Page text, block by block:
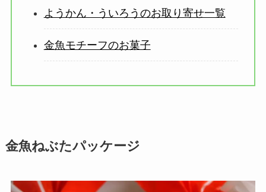
ようかん・ういろうのお取り寄せ一覧
金魚モチーフのお菓子
金魚ねぶたパッケージ